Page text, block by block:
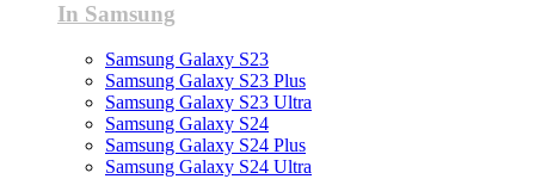
In Samsung
Samsung Galaxy S23
Samsung Galaxy S23 Plus
Samsung Galaxy S23 Ultra
Samsung Galaxy S24
Samsung Galaxy S24 Plus
Samsung Galaxy S24 Ultra